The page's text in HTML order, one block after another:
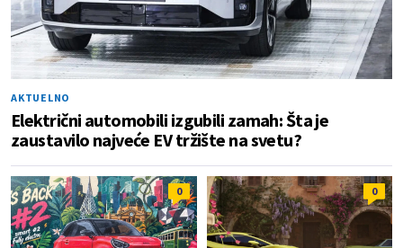
AKTUELNO
Električni automobili izgubili zamah: Šta je
zaustavilo najveće EV tržište na svetu?
0 0